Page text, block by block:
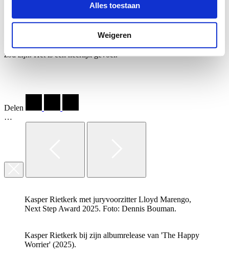
Alles toestaan
Weigeren
meer studio-opnames en optredens op het programma. Dat is altijd
een welkome afwisseling, omdat je dan zelf net iets minder hoeft te
organiseren en gewoon ‘ja’ op dingen kan zeggen. Misschien is dat
ook wel iets wat de Next Step Award mij tot nu toe gebracht heeft:
veel ja zeggen op dingen waar je anders misschien niet zeker van
zou zijn. Het is een heerlijk gevoel.”
Delen
…
Kasper Rietkerk met juryvoorzitter Lloyd Marengo,
Next Step Award 2025. Foto: Dennis Bouman.
Kasper Rietkerk bij zijn albumrelease van 'The Happy
Worrier' (2025).